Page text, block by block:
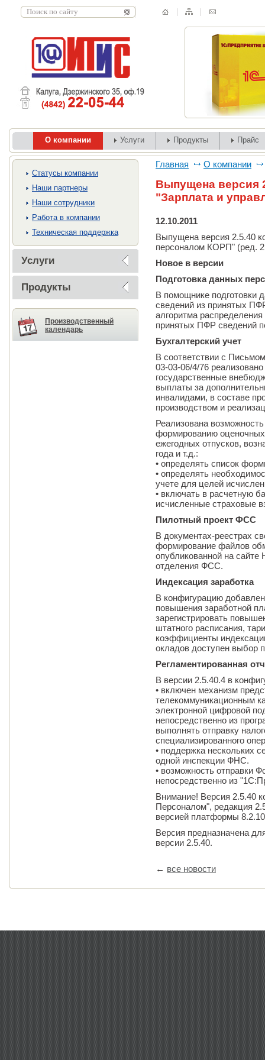
О компании Услуги Продукты Прайс
Cтатусы компании
Наши партнеры
Наши сотрудники
Работа в компании
Техническая поддержка
Услуги
Продукты
Производственный
календарь
Главная О компании
Выпущена версия
"Зарплата и
12.10.2011
Выпущена версия 2.5.40
персоналом КОРП" (ред.
Новое в версии
Подготовка данных
В помощнике подготовки
сведений из принятых
алгоритма
принятых ПФР сведений
Бухгалтерский учет
В соответствии с
03-03-06/4/76
государственные
выплаты за
инвалидами, в составе
производством и
Реализована
формированию
ежегодных отпусков,
года и т.д.:
• определять список
• определять
учете для целей
• включать в расчетную
исчисленные страховые
Пилотный проект ФСС
В документах-реестрах
формирование файлов
опубликованной на сайте
отделения ФСС.
Индексация заработка
В конфигурацию
повышения заработной
зарегистрировать
штатного расписания,
коэффициенты
окладов доступен выбор
Регламентированная
В версии 2.5.40.4 в
• включен механизм
телекоммуникационным
электронной цифровой
непосредственно из
выполнять отправку
специализированного
• поддержка нескольких
одной инспекции ФНС.
• возможность
непосредственно из
Внимание! Версия 2.5.40
Персоналом", редакция
версией платформы
Версия предназначена
версии 2.5.40.
← все новости